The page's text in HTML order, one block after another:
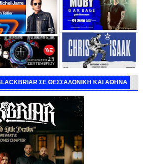
BLACKBRIAR ΣΕ ΘΕΣΣΑΛΟΝΙΚΗ ΚΑΙ ΑΘΗΝΑ